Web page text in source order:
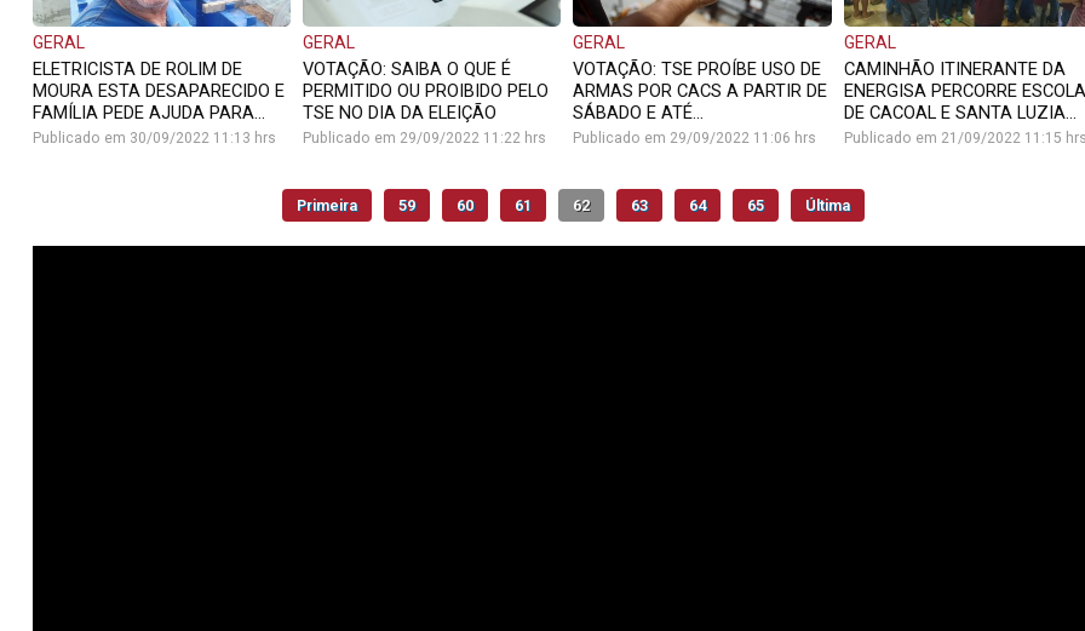
GERAL
ELETRICISTA DE ROLIM DE
MOURA ESTA DESAPARECIDO E
FAMÍLIA PEDE AJUDA PARA...
Publicado em 30/09/2022 11:13 hrs
GERAL
VOTAÇÃO: SAIBA O QUE É
PERMITIDO OU PROIBIDO PELO
TSE NO DIA DA ELEIÇÃO
Publicado em 29/09/2022 11:22 hrs
GERAL
VOTAÇÃO: TSE PROÍBE USO DE
ARMAS POR CACS A PARTIR DE
SÁBADO E ATÉ...
Publicado em 29/09/2022 11:06 hrs
GERAL
CAMINHÃO ITINERANTE DA
ENERGISA PERCORRE
DE CACOAL E SANTA LUZIA...
Publicado em 21/09/2022 11:15
Primeira 59 60 61 62 63 64 65 Última